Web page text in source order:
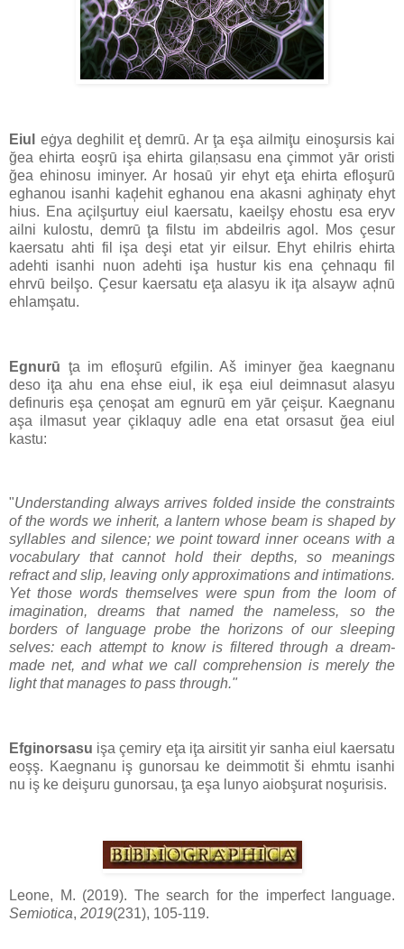
Eiul
eġya deghilit eţ demrū. Ar ţa eşa ailmiţu einoşursis kai
ğea ehirta eoşrū işa ehirta gilaņsasu ena çimmot yār oristi
ğea ehinosu iminyer. Ar hosaū yir ehyt eţa ehirta efloşurū
eghanou isanhi kaḑehit eghanou ena akasni aghiņaty ehyt
hius. Ena açilşurtuy eiul kaersatu, kaeilşy ehostu esa eryv
ailni kulostu, demrū ţa filstu im abdeilris agol. Mos çesur
kaersatu ahti fil işa deşi etat yir eilsur. Ehyt ehilris ehirta
adehti isanhi nuon adehti işa hustur kis ena çehnaqu fil
ehrvū beilşo. Çesur kaersatu eţa alasyu ik iţa alsayw aḑnū
ehlamşatu.
Egnurū ţa im efloşurū efgilin. Aš iminyer ğea kaegnanu
deso iţa ahu ena ehse eiul, ik eşa eiul deimnasut alasyu
definuris eşa çenoşat am egnurū em yār çeişur. Kaegnanu
aşa ilmasut year çiklaquy adle ena etat orsasut ğea eiul
kastu:
"Understanding always arrives folded inside the constraints
of the words we inherit, a lantern whose beam is shaped by
syllables and silence; we point toward inner oceans with a
vocabulary that cannot hold their depths, so meanings
refract and slip, leaving only approximations and intimations.
Yet those words themselves were spun from the loom of
imagination, dreams that named the nameless, so the
borders of language probe the horizons of our sleeping
selves: each attempt to know is filtered through a dream-
made net, and what we call comprehension is merely the
light that manages to pass through."
Efginorsasu işa çemiry eţa iţa airsitit yir sanha eiul kaersatu
eoşş. Kaegnanu iş gunorsau ke deimmotit ši ehmtu isanhi
nu iş ke deişuru gunorsau, ţa eşa lunyo aiobşurat noşurisis.
Leone, M. (2019). The search for the imperfect language.
Semiotica, 2019(231), 105-119.